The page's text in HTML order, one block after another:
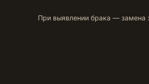
При выявлении брака — замена